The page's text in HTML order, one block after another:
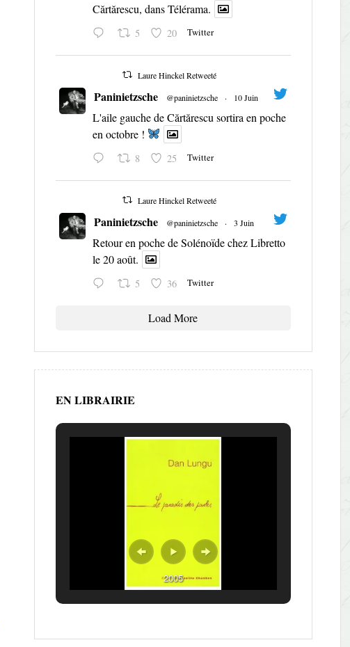
Cărtărescu, dans Télérama.
5 20 Twitter
Laure Hinckel Retweeté
Paninietzsche @paninietzsche · 10 Juin
L'aile gauche de Cărtărescu sortira en poche
en octobre !
8 25 Twitter
Laure Hinckel Retweeté
Paninietzsche @paninietzsche · 3 Juin
Retour en poche de Solénoïde chez Libretto
le 20 août.
5 36 Twitter
Load More
EN LIBRAIRIE
2005